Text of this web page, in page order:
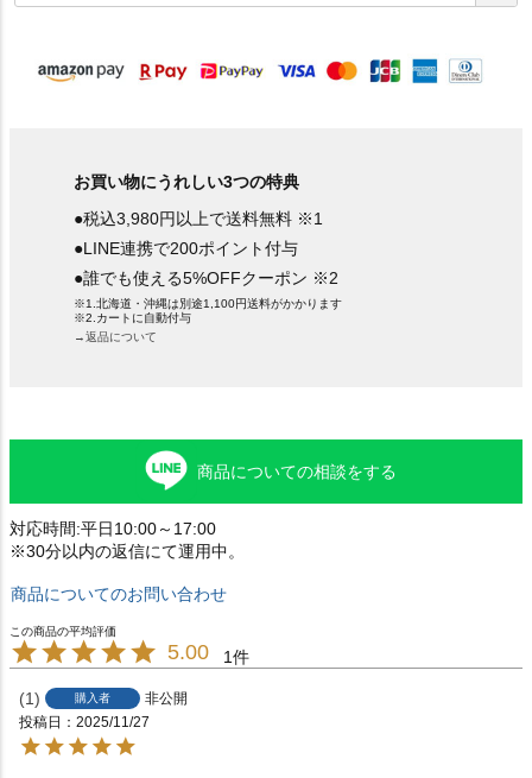
須
お買い物にうれしい3つの特典
●税込3,980円以上で送料無料 ※1
●LINE連携で200ポイント付与
●誰でも使える5%OFFクーポン ※2
※1.北海道・沖縄は別途1,100円送料がかかります
※2.カートに自動付与
→返品について
商品についての相談をする
対応時間:平日10:00～17:00
※30分以内の返信にて運用中。
商品についてのお問い合わせ
5.00 1
1 購入者
非公開
投稿日
2025/11/27